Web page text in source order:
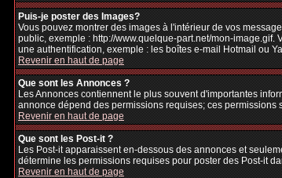
Puis-je poster des Images?
Vous pouvez montrer des images à l'intérieur de vos
public, exemple : http://www.quelque-part.net/mon-
une authentification, exemple : les boîtes e-mail Hotmail ou
Revenir en haut de page
Que sont les Annonces ?
Les Annonces contiennent le plus souvent d'importantes
annonce dépend des permissions requises; ces permissions
Revenir en haut de page
Que sont les Post-it ?
Les Post-it apparaissent en-dessous des annonces et
détermine les permissions requises pour poster des Post-it
Revenir en haut de page